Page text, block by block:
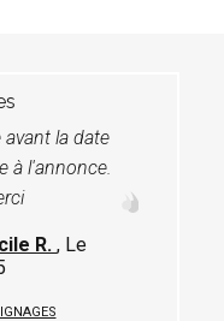
la date
à l'annonce.
R. , Le